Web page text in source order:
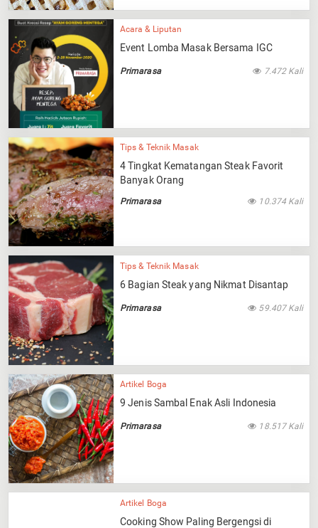
Acara & Liputan
Event Lomba Masak Bersama IGC
Primarasa 7.472 Kali
Tips & Teknik Masak
4 Tingkat Kematangan Steak Favorit
Banyak Orang
Primarasa 10.374 Kali
Tips & Teknik Masak
6 Bagian Steak yang Nikmat Disantap
Primarasa 59.407 Kali
Artikel Boga
9 Jenis Sambal Enak Asli Indonesia
Primarasa 18.517 Kali
Artikel Boga
Cooking Show Paling Bergengsi di